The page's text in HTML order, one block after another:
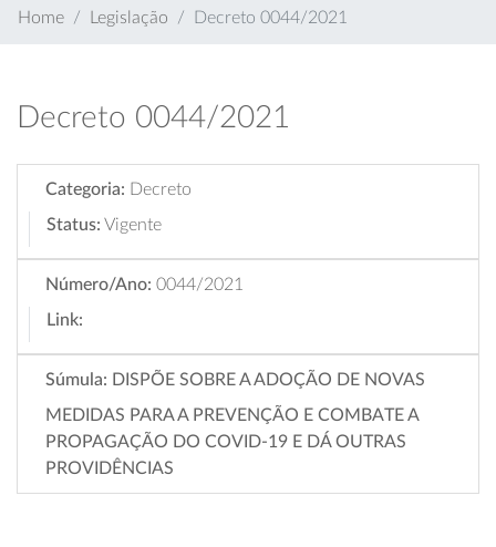
Home Legislação Decreto 0044/2021
Decreto 0044/2021
Categoria: Decreto
Status: Vigente
Número/Ano: 0044/2021
Link:
Súmula: DISPÕE SOBRE A ADOÇÃO DE NOVAS
MEDIDAS PARA A PREVENÇÃO E COMBATE A
PROPAGAÇÃO DO COVID-19 E DÁ OUTRAS
PROVIDÊNCIAS